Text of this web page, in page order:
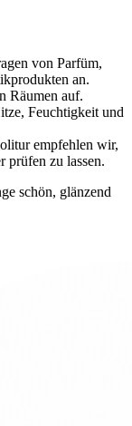
von Parfüm,
an.
Räumen auf.
Feuchtigkeit und
empfehlen wir,
prüfen zu lassen.
schön, glänzend